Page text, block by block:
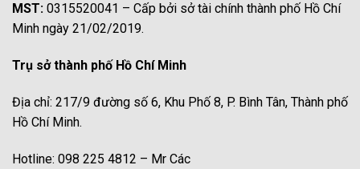
MST: 0315520041 – Cấp bởi sở tài chính thành phố Hồ Chí
Minh ngày 21/02/2019.
Trụ sở thành phố Hồ Chí Minh
Địa chỉ: 217/9 đường số 6, Khu Phố 8, P. Bình Tân, Thành phố
Hồ Chí Minh.
Hotline: 098 225 4812 – Mr Các